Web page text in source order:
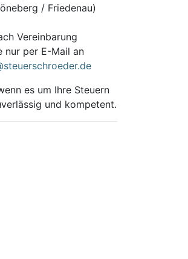
/ Friedenau)
Vereinbarung
nur per E-Mail an
es um Ihre Steuern
und kompetent.